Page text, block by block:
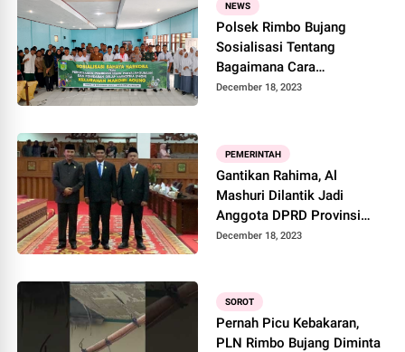
NEWS
Polsek Rimbo Bujang
Sosialisasi Tentang
Bagaimana Cara
Menghindari Bahaya
December 18, 2023
PEMERINTAH
Gantikan Rahima, Al
Mashuri Dilantik Jadi
Anggota DPRD Provinsi
Jambi
December 18, 2023
SOROT
Pernah Picu Kebakaran,
PLN Rimbo Bujang Diminta